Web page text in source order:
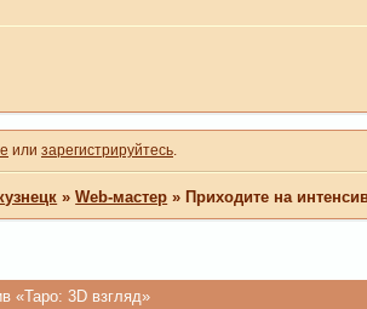
или зарегистрируйтесь.
»Web-мастер »Приходите на
«Таро: 3D взгляд»